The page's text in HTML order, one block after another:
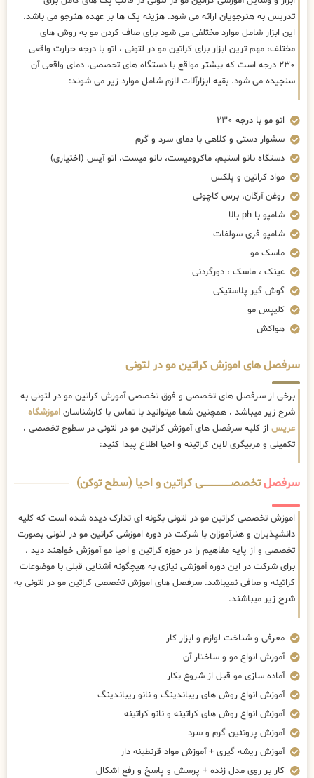
تدریس به هنرجویان ارائه می شود. هزینه پک ها بر عهده هنرجو می باشد.
این ابزار شامل موارد مختلفی می شود برای صاف کردن مو به روش های
مختلف، مهم ترین ابزار برای کراتین مو در لتونی ، اتو با درجه حرارت واقعی
۲۳۰ درجه است که بیشتر مواقع با دستگاه های تخصصی، دمای واقعی آن
سنجیده می شود. بقیه ابزارآلات لازم شامل موارد زیر می شوند:
اتو مو با درجه ۲۳۰
سشوار دستی و کلاهی با دمای سرد و گرم
دستگاه نانو استیم، ماکرومیست، نانو میست، اتو آیس (اختیاری)
مواد کراتین و پلکس
روغن آرگان، برس کاچوئی
شامپو با ph بالا
شامپو فری سولفات
ماسک مو
عینک ، ماسک ، دورگردنی
گوش گیر پلاستیکی
کلیپس مو
هواکش
سرفصل های اموزش کراتین مو در لتونی
برخی از سرفصل های تخصصی و فوق تخصصی آموزش کراتین مو در لتونی به
شرح زیر میباشد ، همچنین شما میتوانید با تماس با کارشناسان اموزشگاه
عریس از کلیه سرفصل های آموزش کراتین مو در لتونی در سطوح تخصصی ،
تکمیلی و مربیگری لاین کراتینه و احیا اطلاع پیدا کنید:
سرفصلتخصصــــــــــــــــــــی کراتین و احیا (سطح توکن)
اموزش تخصصی کراتین مو در لتونی بگونه ای تدارک دیده شده است که کلیه
دانشپذیران و هنرآموزان با شرکت در دوره اموزشی کراتین مو در لتونی بصورت
تخصصی و از پایه مفاهیم را در حوزه کراتین و احیا مو آموزش خواهند دید .
برای شرکت در این دوره آموزشی نیازی به هیچگونه آشنایی قبلی با موضوعات
کراتینه و صافی نمیباشد. سرفصل های اموزش تخصصی کراتین مو در لتونی به
شرح زیر میباشند.
معرفی و شناخت لوازم و ابزار کار
آموزش انواع مو و ساختار آن
آماده سازی مو قبل از شروع بکار
آموزش انواع روش های ریباندینگ و نانو ریباندینگ
آموزش انواع روش های کراتینه و نانو کراتینه
آموزش پروتئین گرم و سرد
آموزش ریشه گیری + آموزش مواد قرنطینه دار
کار بر روی مدل زنده + پرسش و پاسخ و رفع اشکال